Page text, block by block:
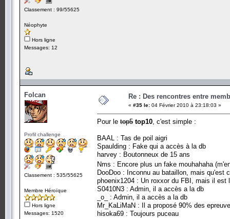
Classement : 99/55625
Néophyte
Hors ligne
Messages: 12
Folcan
Profil challenge
Classement : 535/55625
Membre Héroïque
Hors ligne
Messages: 1520
Re : Des rencontres entre
« #35 le: 04 Février 2010 à 23:18:03 »
Pour le top5 top10 , c'est simple :
BAAL : Tas de poil aigri
Spaulding : Fake qui a accès à la db
harvey : Boutonneux de 15 ans
Nms : Encore plus un fake mouhahaha
DooDoo : Inconnu au bataillon, mais qu'est
phoenix1204 : Un roxxor du FBI, mais il
S0410N3 : Admin, il a accès a la db
_o_ : Admin, il a accès a la db
Mr_KaLiMaN : Il a proposé 90% des
hisoka69 : Toujours puceau